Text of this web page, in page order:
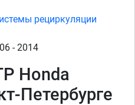
рециркуляции
- 2014
Honda
Петербурге